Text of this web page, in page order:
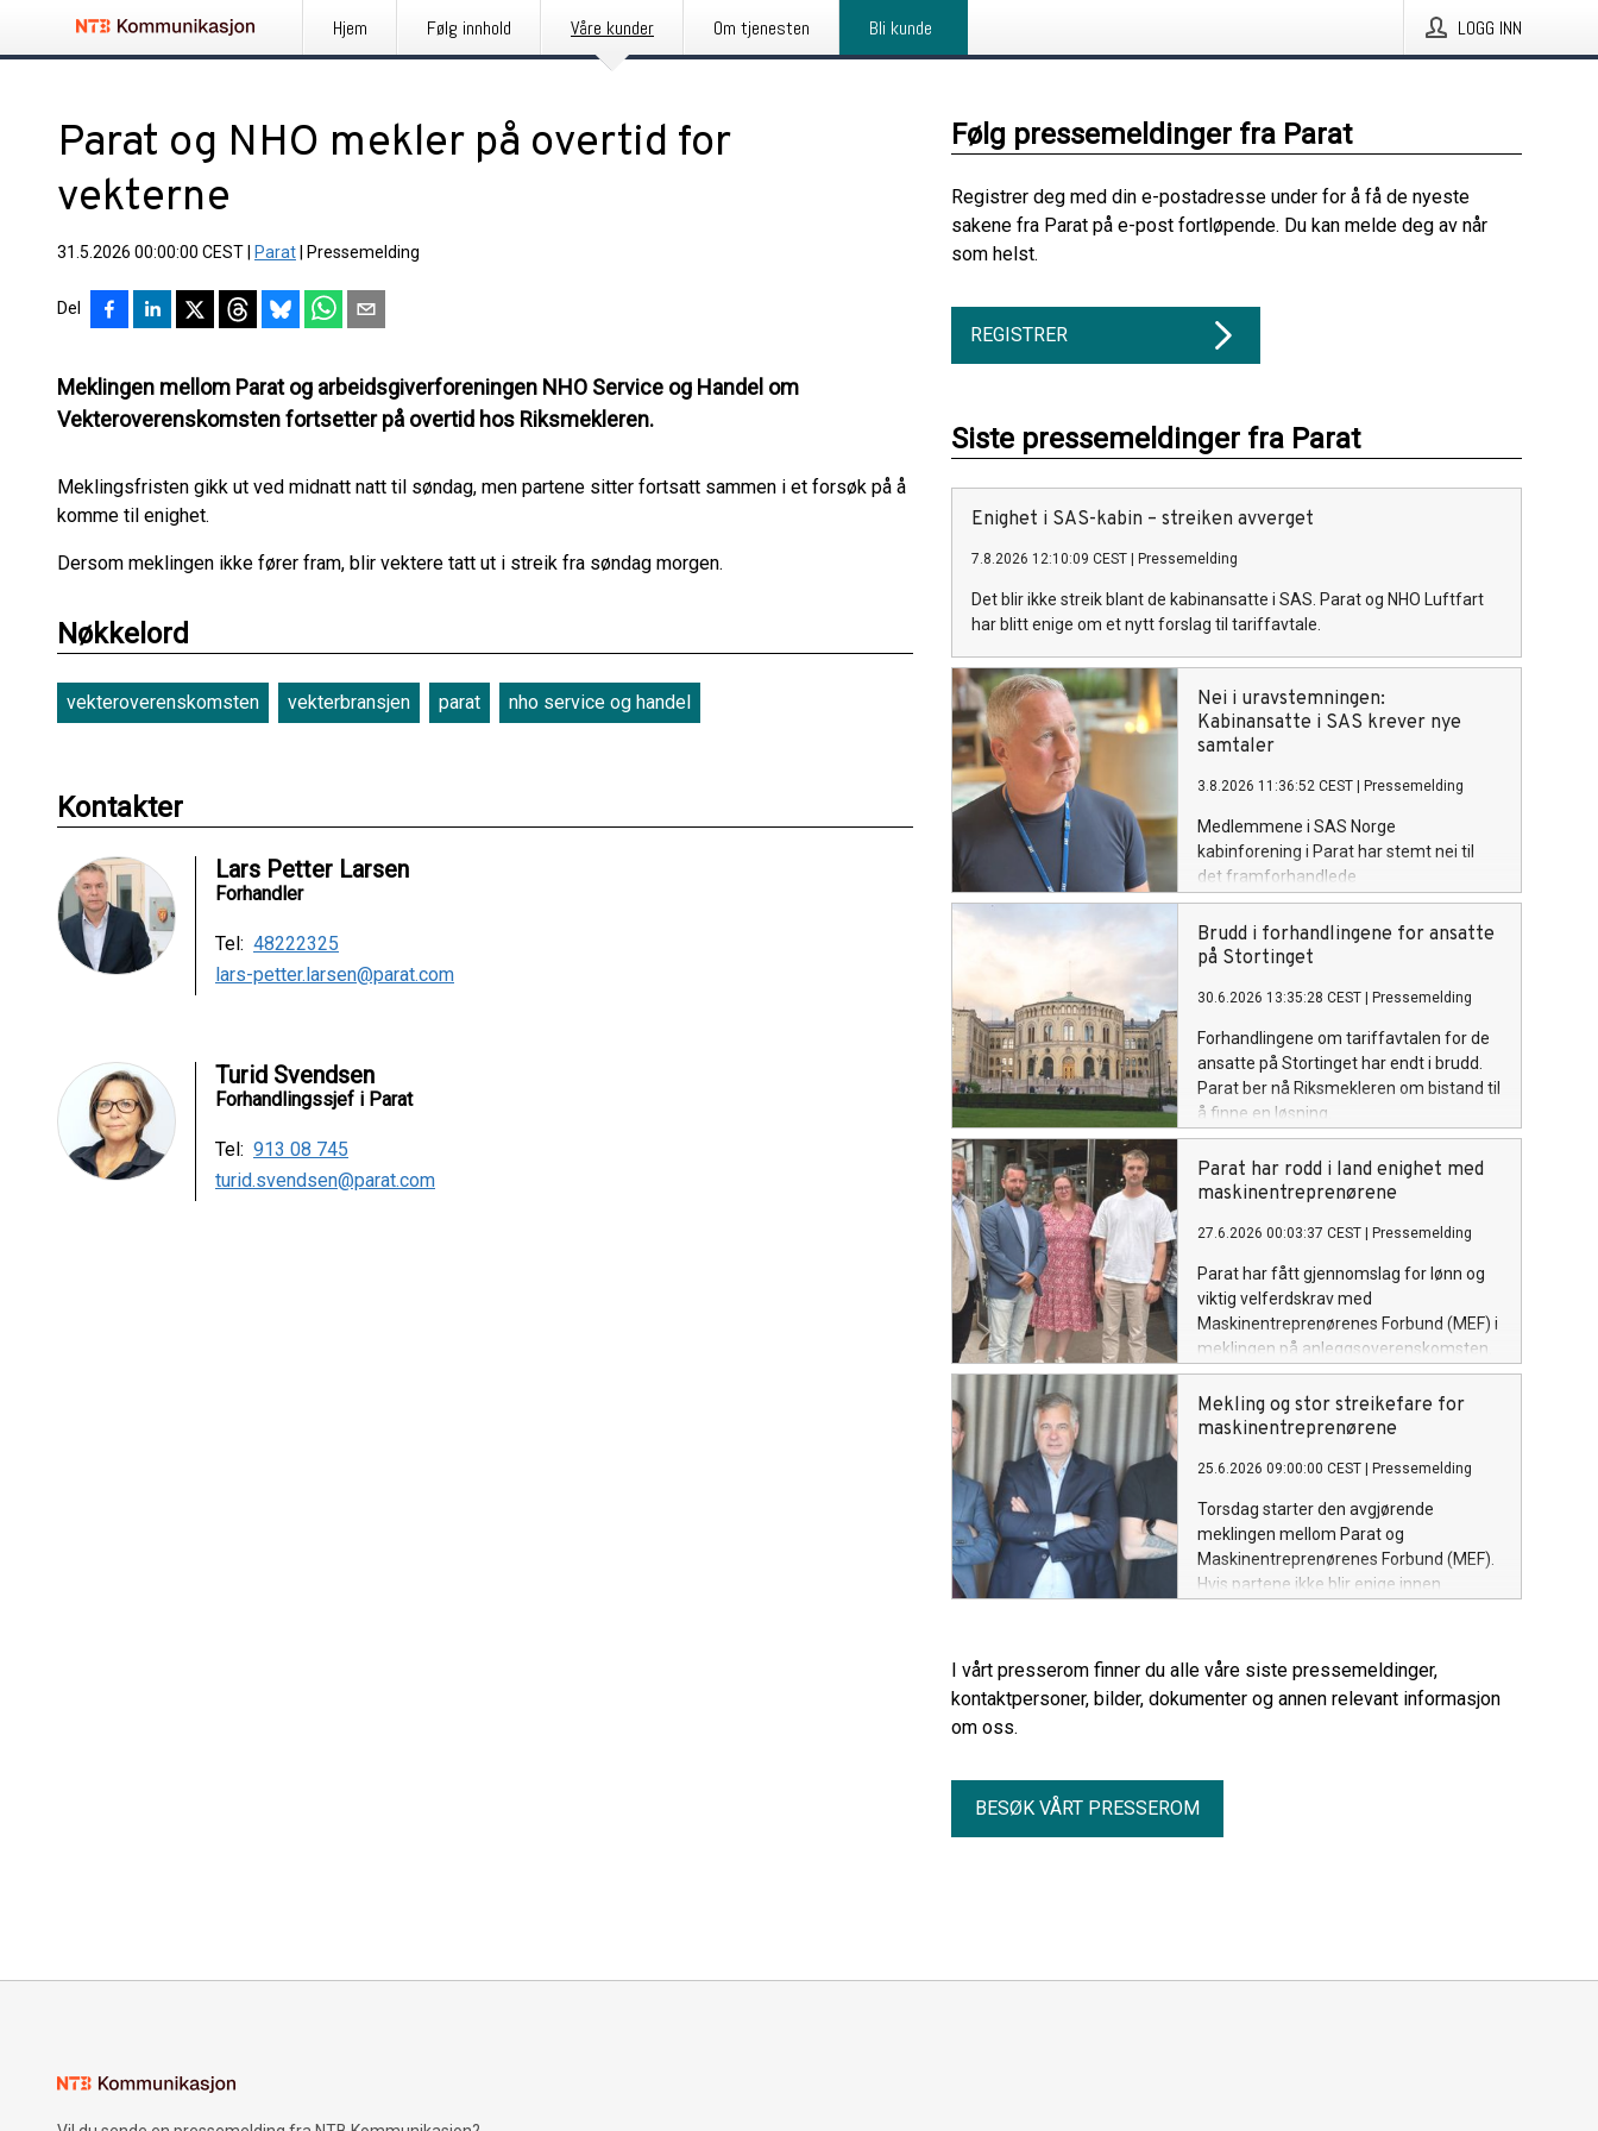
Hjem Følg innhold Våre kunder Om tjenesten Bli kunde LOGG INN
Parat og NHO mekler på overtid for
vekterne
31.5.2026 00:00:00 CEST Parat Pressemelding
Del
Meklingen mellom Parat og arbeidsgiverforeningen NHO Service og Handel om
Vekteroverenskomsten fortsetter på overtid hos Riksmekleren.
Meklingsfristen gikk ut ved midnatt natt til søndag, men partene sitter fortsatt sammen i et forsøk på å
komme til enighet.
Dersom meklingen ikke fører fram, blir vektere tatt ut i streik fra søndag morgen.
Nøkkelord
vekteroverenskomsten vekterbransjen parat nho service og handel
Kontakter
Lars Petter Larsen
Forhandler
Tel: 48222325
lars-petter.larsen@parat.com
Turid Svendsen
Forhandlingssjef i Parat
Tel: 913 08 745
turid.svendsen@parat.com
Følg pressemeldinger fra Parat
Registrer deg med din e-postadresse under for å få de nyeste
sakene fra Parat på e-post fortløpende. Du kan melde deg av når
som helst.
REGISTRER
Siste pressemeldinger fra Parat
Enighet i SAS-kabin – streiken avverget
7.8.2026 12:10:09 CEST Pressemelding
Det blir ikke streik blant de kabinansatte i SAS. Parat og NHO Luftfart
har blitt enige om et nytt forslag til tariffavtale.
Nei i uravstemningen:
Kabinansatte i SAS krever nye
samtaler
3.8.2026 11:36:52 CEST Pressemelding
Medlemmene i SAS Norge
kabinforening i Parat har stemt nei til
det framforhandlede
meklingsresultatet. Med nærmere 70
prosent nei-stemmer sendes partene nå
tilbake til forhandlingsbordet. Parat ber
NHO Luftfart for å unngå streik.
Brudd i forhandlingene for ansatte
på Stortinget
30.6.2026 13:35:28 CEST Pressemelding
Forhandlingene om tariffavtalen for de
ansatte på Stortinget har endt i brudd.
Parat ber nå Riksmekleren om bistand til
å finne en løsning.
Parat har rodd i land enighet med
maskinentreprenørene
27.6.2026 00:03:37 CEST Pressemelding
Parat har fått gjennomslag for lønn og
viktig velferdskrav med
Maskinentreprenørenes Forbund (MEF) i
meklingen på anleggsoverenskomsten.
Den varslede streiken i anleggssektoren
er dermed avverget.
Mekling og stor streikefare for
maskinentreprenørene
25.6.2026 09:00:00 CEST Pressemelding
Torsdag starter den avgjørende
meklingen mellom Parat og
Maskinentreprenørenes Forbund (MEF).
Hvis partene ikke blir enige innen
I vårt presserom finner du alle våre siste pressemeldinger,
kontaktpersoner, bilder, dokumenter og annen relevant informasjon
om oss.
BESØK VÅRT PRESSEROM